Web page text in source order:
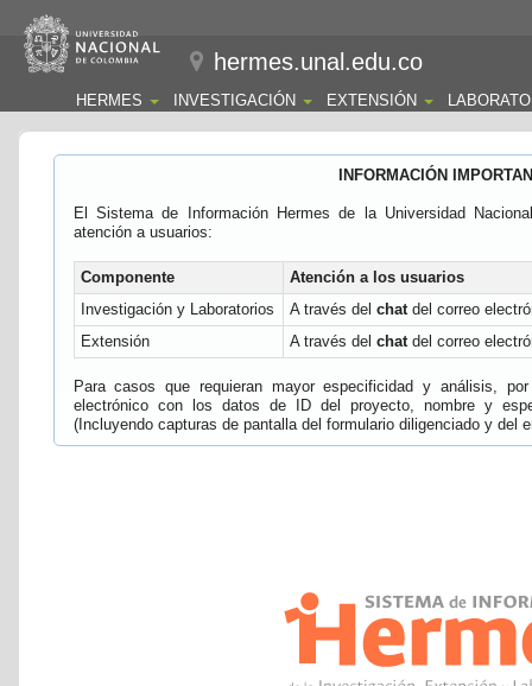
hermes.unal.edu.co
HERMES INVESTIGACIÓN EXTENSIÓN
INFORMACIÓN
El Sistema de Información Hermes de la Universidad
atención a usuarios:
Componente
Atención a los usuarios
Investigación y Laboratorios
A través del chatdel correo
Extensión
A través del chatdel correo
Para casos que requieran mayor especificidad y análisis,
electrónico con los datos de ID del proyecto, nombre y
(Incluyendo capturas de pantalla del formulario diligenciado y del